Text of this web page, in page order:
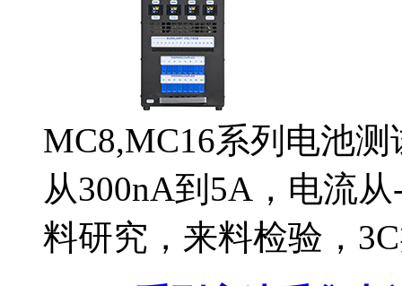
MC8,MC16系列电池
从300nA到5A，电流
料研究，来料检验，